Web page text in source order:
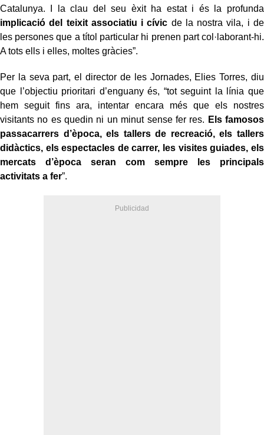
Catalunya. I la clau del seu èxit ha estat i és la profunda
implicació del teixit associatiu i cívic de la nostra vila, i de
les persones que a títol particular hi prenen part col·laborant-hi.
A tots ells i elles, moltes gràcies”.
Per la seva part, el director de les Jornades, Elies Torres, diu
que l’objectiu prioritari d’enguany és, “tot seguint la línia que
hem seguit fins ara, intentar encara més que els nostres
visitants no es quedin ni un minut sense fer res. Els famosos
passacarrers d’època, els tallers de recreació, els tallers
didàctics, els espectacles de carrer, les visites guiades, els
mercats d’època seran com sempre les principals
activitats a fer”.